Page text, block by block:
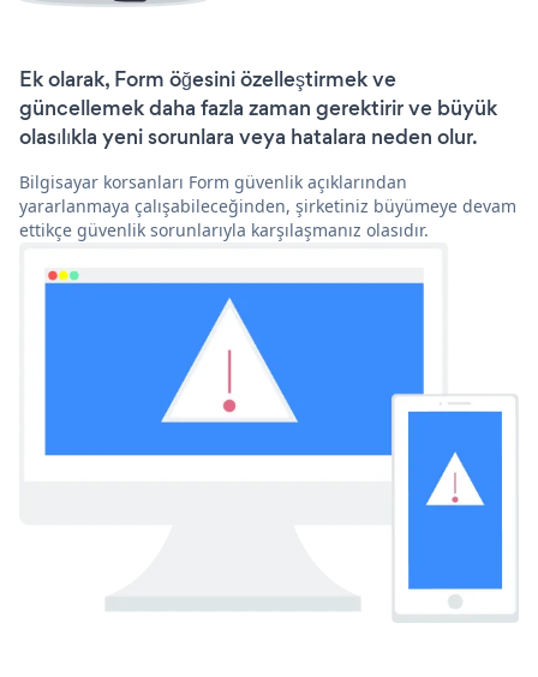
Ek olarak, Form öğesini özelleştirmek ve
güncellemek daha fazla zaman gerektirir ve büyük
olasılıkla yeni sorunlara veya hatalara neden olur.
Bilgisayar korsanları Form güvenlik açıklarından
yararlanmaya çalışabileceğinden, şirketiniz büyümeye devam
ettikçe güvenlik sorunlarıyla karşılaşmanız olasıdır.